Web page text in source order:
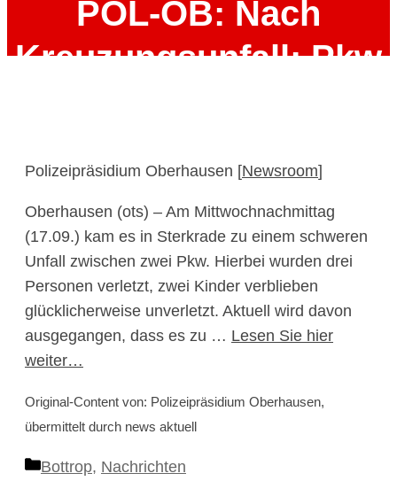
POL-OB: Nach
Kreuzungsunfall: Pkw
unverletzt
Polizeipräsidium Oberhausen [Newsroom]
Oberhausen (ots) – Am Mittwochnachmittag
(17.09.) kam es in Sterkrade zu einem schweren
Unfall zwischen zwei Pkw. Hierbei wurden drei
Personen verletzt, zwei Kinder verblieben
glücklicherweise unverletzt. Aktuell wird davon
ausgegangen, dass es zu … Lesen Sie hier
weiter…
Original-Content von: Polizeipräsidium Oberhausen,
übermittelt durch news aktuell
Kategorien
Bottrop, Nachrichten